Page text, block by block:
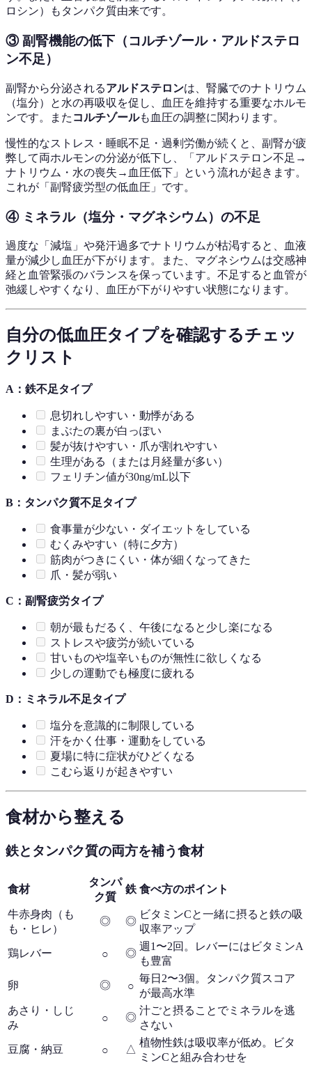
ロシン）もタンパク質由来です。
③ 副腎機能の低下（コルチゾール・アルドステロ
ン不足）
副腎から分泌されるアルドステロンは、腎臓でのナトリウム
（塩分）と水の再吸収を促し、血圧を維持する重要なホルモ
ンです。また コルチゾールも血圧の調整に関わります。
慢性的なストレス・睡眠不足・過剰労働が続くと、副腎が疲
弊して両ホルモンの分泌が低下し、「アルドステロン不足→
ナトリウム・水の喪失→血圧低下」という流れが起きます。
これが「副腎疲労型の低血圧」です。
④ ミネラル（塩分・マグネシウム）の不足
過度な「減塩」や発汗過多でナトリウムが枯渇すると、血液
量が減少し血圧が下がります。また、マグネシウムは交感神
経と血管緊張のバランスを保っています。不足すると血管が
弛緩しやすくなり、血圧が下がりやすい状態になります。
自分の低血圧タイプを確認するチェッ
クリスト
A：鉄不足タイプ
息切れしやすい・動悸がある
まぶたの裏が白っぽい
髪が抜けやすい・爪が割れやすい
生理がある（または月経量が多い）
フェリチン値が30ng/mL以下
B：タンパク質不足タイプ
食事量が少ない・ダイエットをしている
むくみやすい（特に夕方）
筋肉がつきにくい・体が細くなってきた
爪・髪が弱い
C：副腎疲労タイプ
朝が最もだるく、午後になると少し楽になる
ストレスや疲労が続いている
甘いものや塩辛いものが無性に欲しくなる
少しの運動でも極度に疲れる
D：ミネラル不足タイプ
塩分を意識的に制限している
汗をかく仕事・運動をしている
夏場に特に症状がひどくなる
こむら返りが起きやすい
食材から整える
鉄とタンパク質の両方を補う食材
食材
タンパ
ク質
鉄 食べ方のポイント
牛赤身肉（も
も・ヒレ）
◎ ◎
ビタミンCと一緒に摂ると鉄の吸
収率アップ
鶏レバー ○ ◎
週1〜2回。レバーにはビタミンA
も豊富
卵 ◎ ○
毎日2〜3個。タンパク質スコア
が最高水準
あさり・しじ
み
○ ◎
汁ごと摂ることでミネラルを逃
さない
豆腐・納豆 ○ △
植物性鉄は吸収率が低め。ビタ
ミンCと組み合わせを